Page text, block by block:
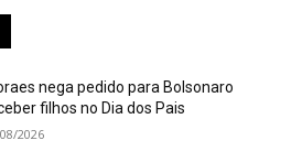
nega pedido para Bolsonaro
filhos no Dia dos Pais
2026